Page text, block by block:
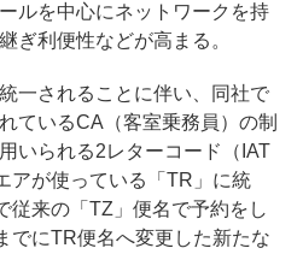
ルを中心にネットワークを持
ぎ利便性などが高まる。
一されることに伴い、同社で
ているCA（客室乗務員）の制
いられる2レターコード（IAT
アが使っている「TR」に統
従来の「TZ」便名で予約をし
でにTR便名へ変更した新たな